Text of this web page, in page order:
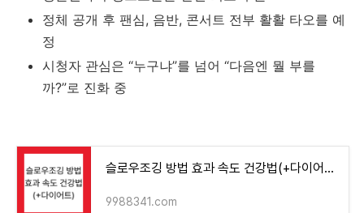
정체 공개 후 팬심, 음반, 콘서트 전부 활활 타오를 예
정
시청자 관심은 “누구냐”를 넘어 “다음엔 뭘 부를
까?”로 진화 중
슬로우조깅 방법 효과 속도 건강법(+다이어트)
9988341.com